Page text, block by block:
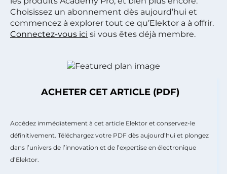
Choisissez un abonnement dès aujourd’hui et
commencez à explorer tout ce qu’Elektor a à offrir.
Connectez-vous ici si vous êtes déjà membre.
ACHETER CET ARTICLE (PDF)
Accédez immédiatement à cet article Elektor et conservez-le
définitivement. Téléchargez votre PDF dès aujourd’hui et plongez
dans l’univers de l’innovation et de l’expertise en électronique
d’Elektor.